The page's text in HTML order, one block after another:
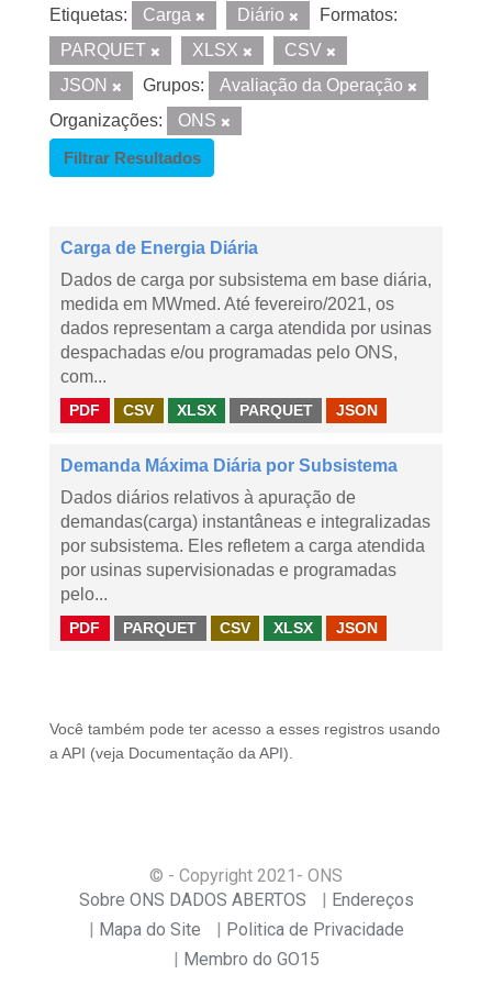
Etiquetas: Carga Diário
Formatos:
PARQUET
XLSX
CSV
JSON
Grupos:
Avaliação da Operação
Organizações:
ONS
Filtrar Resultados
Carga de Energia Diária
Dados de carga por subsistema em base diária,
medida em MWmed. Até fevereiro/2021, os
dados representam a carga atendida por usinas
despachadas e/ou programadas pelo ONS,
com...
PDF CSV XLSX PARQUET JSON
Demanda Máxima Diária por Subsistema
Dados diários relativos à apuração de
demandas(carga) instantâneas e integralizadas
por subsistema. Eles refletem a carga atendida
por usinas supervisionadas e programadas
pelo...
PDF PARQUET CSV XLSX JSON
Você também pode ter acesso a esses registros usando
a API (veja Documentação da API ).
© - Copyright 2021 - ONS
Sobre ONS DADOS ABERTOS
Endereços
Mapa do Site
Politica de Privacidade
Membro do GO15